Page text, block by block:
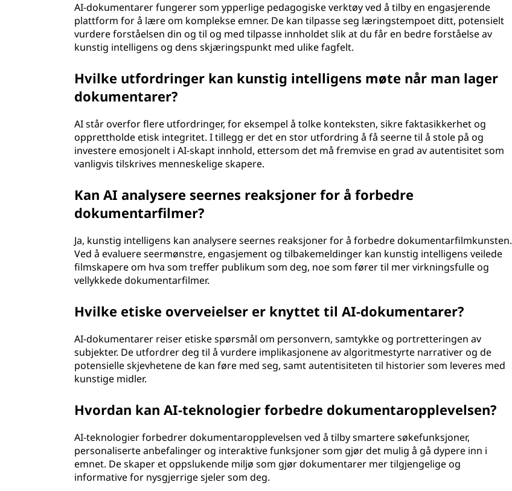
AI-dokumentarer fungerer som ypperlige pedagogiske verktøy ved å tilby en engasjerende
plattform for å lære om komplekse emner. De kan tilpasse seg læringstempoet ditt, potensielt
vurdere forståelsen din og til og med tilpasse innholdet slik at du får en bedre forståelse av
kunstig intelligens og dens skjæringspunkt med ulike fagfelt.
Hvilke utfordringer kan kunstig intelligens møte når man lager
dokumentarer?
AI står overfor flere utfordringer, for eksempel å tolke konteksten, sikre faktasikkerhet og
opprettholde etisk integritet. I tillegg er det en stor utfordring å få seerne til å stole på og
investere emosjonelt i AI-skapt innhold, ettersom det må fremvise en grad av autentisitet som
vanligvis tilskrives menneskelige skapere.
Kan AI analysere seernes reaksjoner for å forbedre
dokumentarfilmer?
Ja, kunstig intelligens kan analysere seernes reaksjoner for å forbedre dokumentarfilmkunsten.
Ved å evaluere seermønstre, engasjement og tilbakemeldinger kan kunstig intelligens veilede
filmskapere om hva som treffer publikum som deg, noe som fører til mer virkningsfulle og
vellykkede dokumentarfilmer.
Hvilke etiske overveielser er knyttet til AI-dokumentarer?
AI-dokumentarer reiser etiske spørsmål om personvern, samtykke og portretteringen av
subjekter. De utfordrer deg til å vurdere implikasjonene av algoritmestyrte narrativer og de
potensielle skjevhetene de kan føre med seg, samt autentisiteten til historier som leveres med
kunstige midler.
Hvordan kan AI-teknologier forbedre dokumentaropplevelsen?
AI-teknologier forbedrer dokumentaropplevelsen ved å tilby smartere søkefunksjoner,
personaliserte anbefalinger og interaktive funksjoner som gjør det mulig å gå dypere inn i
emnet. De skaper et oppslukende miljø som gjør dokumentarer mer tilgjengelige og
informative for nysgjerrige sjeler som deg.